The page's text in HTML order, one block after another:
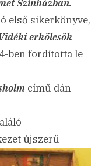
Színházban.
első sikerkönyve,
Vidéki erkölcsök
ben fordította le
című dán
újszerű